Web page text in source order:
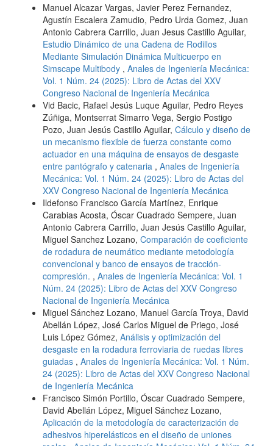
Manuel Alcazar Vargas, Javier Perez Fernandez,
Agustín Escalera Zamudio, Pedro Urda Gomez, Juan
Antonio Cabrera Carrillo, Juan Jesus Castillo Aguilar,
Estudio Dinámico de una Cadena de Rodillos
Mediante Simulación Dinámica Multicuerpo en
Simscape Multibody , Anales de Ingeniería Mecánica:
Vol. 1 Núm. 24 (2025): Libro de Actas del XXV
Congreso Nacional de Ingeniería Mecánica
Vid Bacic, Rafael Jesús Luque Aguilar, Pedro Reyes
Zúñiga, Montserrat Simarro Vega, Sergio Postigo
Pozo, Juan Jesús Castillo Aguilar, Cálculo y diseño de
un mecanismo flexible de fuerza constante como
actuador en una máquina de ensayos de desgaste
entre pantógrafo y catenaria , Anales de Ingeniería
Mecánica: Vol. 1 Núm. 24 (2025): Libro de Actas del
XXV Congreso Nacional de Ingeniería Mecánica
Ildefonso Francisco García Martínez, Enrique
Carabias Acosta, Óscar Cuadrado Sempere, Juan
Antonio Cabrera Carrillo, Juan Jesús Castillo Aguilar,
Miguel Sanchez Lozano, Comparación de coeficiente
de rodadura de neumático mediante metodología
convencional y banco de ensayos de tracción-
compresión. , Anales de Ingeniería Mecánica: Vol. 1
Núm. 24 (2025): Libro de Actas del XXV Congreso
Nacional de Ingeniería Mecánica
Miguel Sánchez Lozano, Manuel García Troya, David
Abellán López, José Carlos Miguel de Priego, José
Luis López Gómez, Análisis y optimización del
desgaste en la rodadura ferroviaria de ruedas libres
guiadas , Anales de Ingeniería Mecánica: Vol. 1 Núm.
24 (2025): Libro de Actas del XXV Congreso Nacional
de Ingeniería Mecánica
Francisco Simón Portillo, Óscar Cuadrado Sempere,
David Abellán López, Miguel Sánchez Lozano,
Aplicación de la metodología de caracterización de
adhesivos hiperelásticos en el diseño de uniones